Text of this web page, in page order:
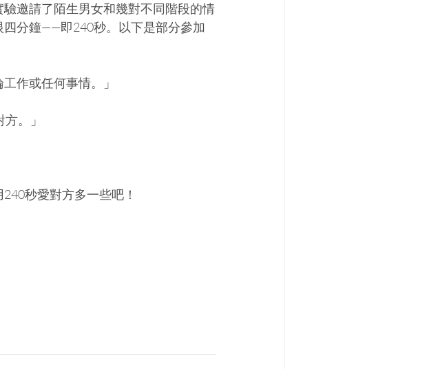
邀請了陌生男女和幾對不同階段的情
分鐘——即240秒。以下是部分參加
作或任何事情。」
。」
秒愛對方多一些吧！